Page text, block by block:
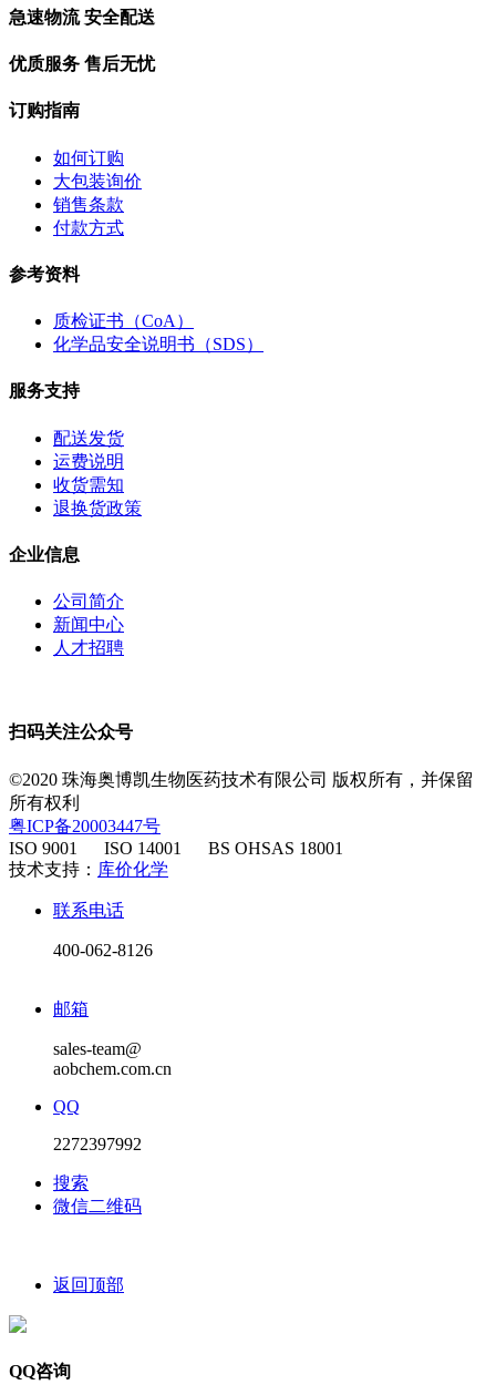
急速物流 安全配送
优质服务 售后无忧
订购指南
如何订购
大包装询价
销售条款
付款方式
参考资料
质检证书（CoA）
化学品安全说明书（SDS）
服务支持
配送发货
运费说明
收货需知
退换货政策
企业信息
公司简介
新闻中心
人才招聘
扫码关注公众号
©2020 珠海奥博凯生物医药技术有限公司 版权所有，并保留
所有权利
粤ICP备20003447号
ISO 9001 ISO 14001 BS OHSAS 18001
​ 技术支持： 库价化学
联系电话
400-062-8126
邮箱
sales-team@
aobchem.com.cn
QQ
2272397992
搜索
微信二维码
返回顶部
QQ咨询